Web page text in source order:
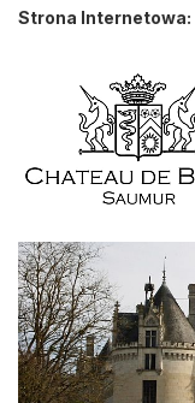
Strona Internetowa: